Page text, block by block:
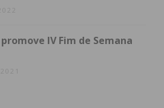
promove IV Fim de Semana